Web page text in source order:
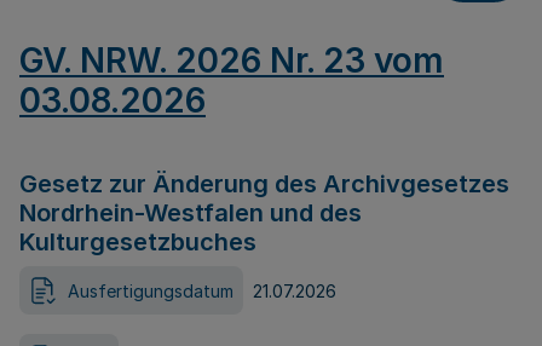
GV. NRW. 2026 Nr. 23 vom
03.08.2026
Gesetz zur Änderung des Archivgesetzes
Nordrhein-Westfalen und des
Kulturgesetzbuches
Ausfertigungsdatum 21.07.2026